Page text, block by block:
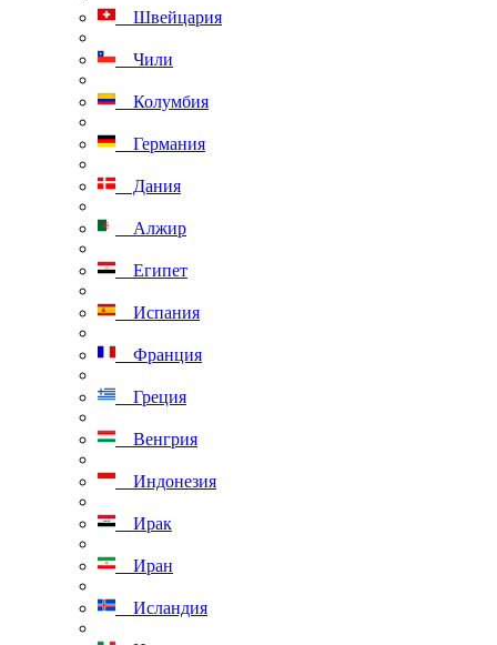
Швейцария
Чили
Колумбия
Германия
Дания
Алжир
Египет
Испания
Франция
Греция
Венгрия
Индонезия
Ирак
Иран
Исландия